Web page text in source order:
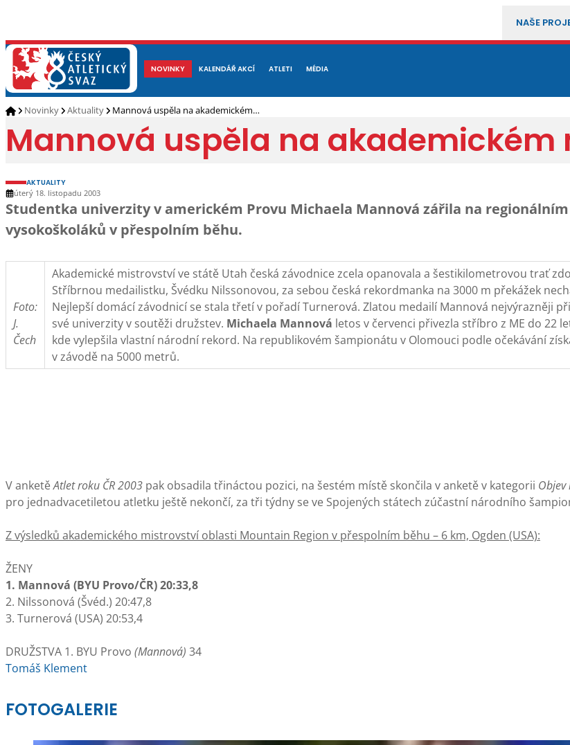
NAŠE
NOVINKY KALENDÁŘ AKCÍ ATLETI MÉDIA
O NÁS ČLENOVÉ DOKUMENTY REPREZENTACE
Novinky Aktuality Mannová uspěla na akademickém…
Mannová uspěla na akademickém
AKTUALITY
úterý 18. listopadu 2003
Studentka univerzity v americkém Provu Michaela Mannová zářila na
vysokoškoláků v přespolním běhu.
Foto:
J.
Čech
Akademické mistrovství ve státě Utah česká závodnice zcela opanovala a šestikilometrovou trať
Stříbrnou medailistku, Švédku Nilssonovou, za sebou česká rekordmanka na 3000 m překážek
Nejlepší domácí závodnicí se stala třetí v pořadí Turnerová. Zlatou medailí Mannová nejvýrazněji
své univerzity v soutěži družstev. Michaela Mannová letos v červenci přivezla stříbro z ME do 22
kde vylepšila vlastní národní rekord. Na republikovém šampionátu v Olomouci podle očekávání
v závodě na 5000 metrů.
V anketěAtlet roku ČR 2003 pak obsadila třináctou pozici, na šestém místě skončila v anketě v kategorii Objev
pro jednadvacetiletou atletku ještě nekončí, za tři týdny se ve Spojených státech zúčastní národního
Z výsledků akademického mistrovství oblasti Mountain Region v přespolním běhu – 6 km, Ogden (USA):
ŽENY
1. Mannová (BYU Provo/ČR) 20:33,8
2. Nilssonová (Švéd.) 20:47,8
3. Turnerová (USA) 20:53,4
DRUŽSTVA 1. BYU Provo (Mannová) 34
Tomáš Klement
FOTOGALERIE